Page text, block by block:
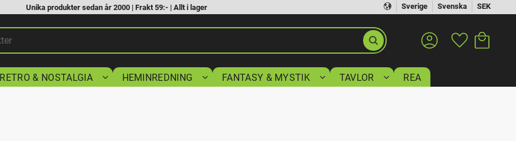
Sverige Svenska SEK
Unika produkter sedan år 2000 | Frakt 59:- | Allt i lager
Favoriter
RETRO & NOSTALGIA HEMINREDNING FANTASY & MYSTIK TAVLOR REA